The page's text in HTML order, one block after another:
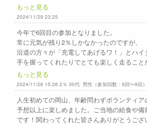
もっと見る
2024/11/29 23:25
今年で6回目の参加となりました。
常に元気が残り2％しかなかったのですが、
沿道の方々が「充電してあげるワ！」とハイ
手を握ってくれたりでとても楽しく走ること
もっと見る
2024/11/26 15:26 2％ 30代 男性（参加回数：6回〜9回）
人生初めての岡山、年齢問わずボランティ
予想以上に楽しめました。ご当地の給食や備
です！関わってくれた皆さんありがとうござ